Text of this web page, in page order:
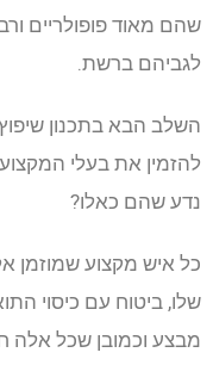
שהם מאוד פופולריים
לגביהם ברשת.
השלב הבא בתכנון
להזמין את בעלי
נדע שהם כאלו?
כל איש מקצוע שמוזמן
שלו, ביטוח עם כיסוי
מבצע וכמובן שכל אלה